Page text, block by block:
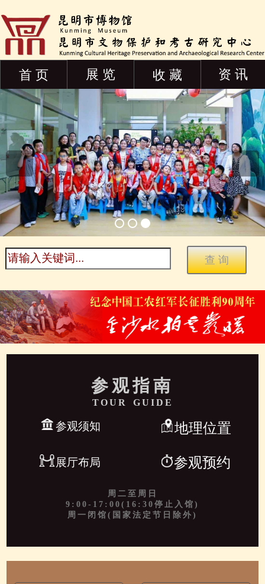
首 页 展 览 收 藏 资 讯
参观指南
TOUR GUIDE
参观须知 地理位置
展厅布局 参观预约
周二至周日
9:00-17:00(16:30停止入馆)
周一闭馆(国家法定节日除外)